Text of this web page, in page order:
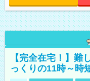
【完全在宅！】難
っくりの11時～時